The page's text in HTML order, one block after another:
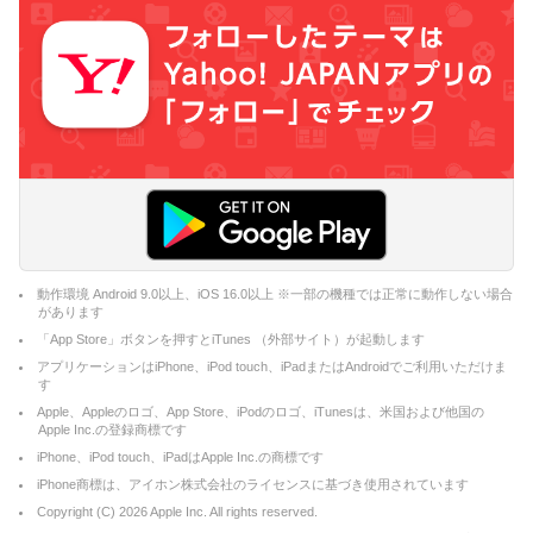
動作環境 Android 9.0以上、iOS 16.0以上 ※一部の機種では正常に動作しない場合
があります
「App Store」ボタンを押すとiTunes （外部サイト）が起動します
アプリケーションはiPhone、iPod touch、iPadまたはAndroidでご利用いただけま
す
Apple、Appleのロゴ、App Store、iPodのロゴ、iTunesは、米国および他国の
Apple Inc.の登録商標です
iPhone、iPod touch、iPadはApple Inc.の商標です
iPhone商標は、アイホン株式会社のライセンスに基づき使用されています
Copyright (C) 2026Apple Inc. All rights reserved.